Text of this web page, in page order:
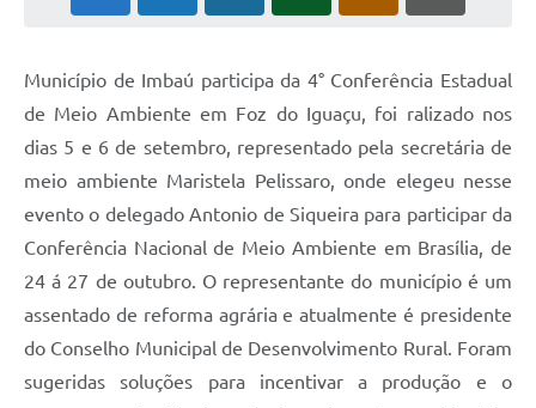
Município de Imbaú participa da 4° Conferência Estadual
de Meio Ambiente em Foz do Iguaçu, foi ralizado nos
dias 5 e 6 de setembro, representado pela secretária de
meio ambiente Maristela Pelissaro, onde elegeu nesse
evento o delegado Antonio de Siqueira para participar da
Conferência Nacional de Meio Ambiente em Brasília, de
24 á 27 de outubro. O representante do município é um
assentado de reforma agrária e atualmente é presidente
do Conselho Municipal de Desenvolvimento Rural. Foram
sugeridas soluções para incentivar a produção e o